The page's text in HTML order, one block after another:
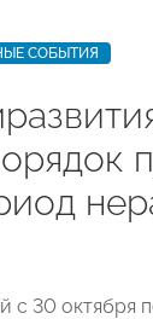
СОБЫТИЯ
с 30 октября